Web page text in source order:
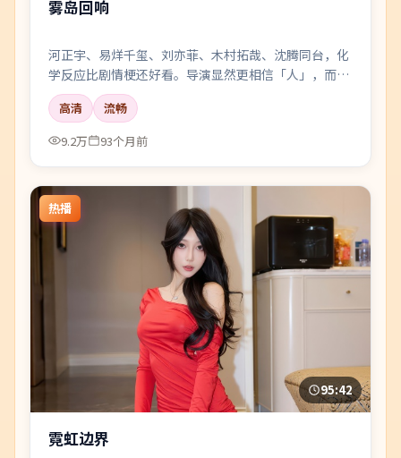
雾岛回响
河正宇、易烊千玺、刘亦菲、木村拓哉、沈腾同台，化
学反应比剧情梗还好看。导演显然更相信「人」，而不
是花活。
高清
流畅
9.2万
93个月前
热播
95:42
霓虹边界